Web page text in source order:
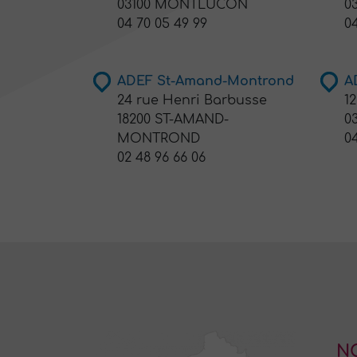
03100 MONTLUCON
04 70 05 49 99
ADEF St-Amand-Montrond
24 rue Henri Barbusse
18200 ST-AMAND-
MONTROND
02 48 96 66 06